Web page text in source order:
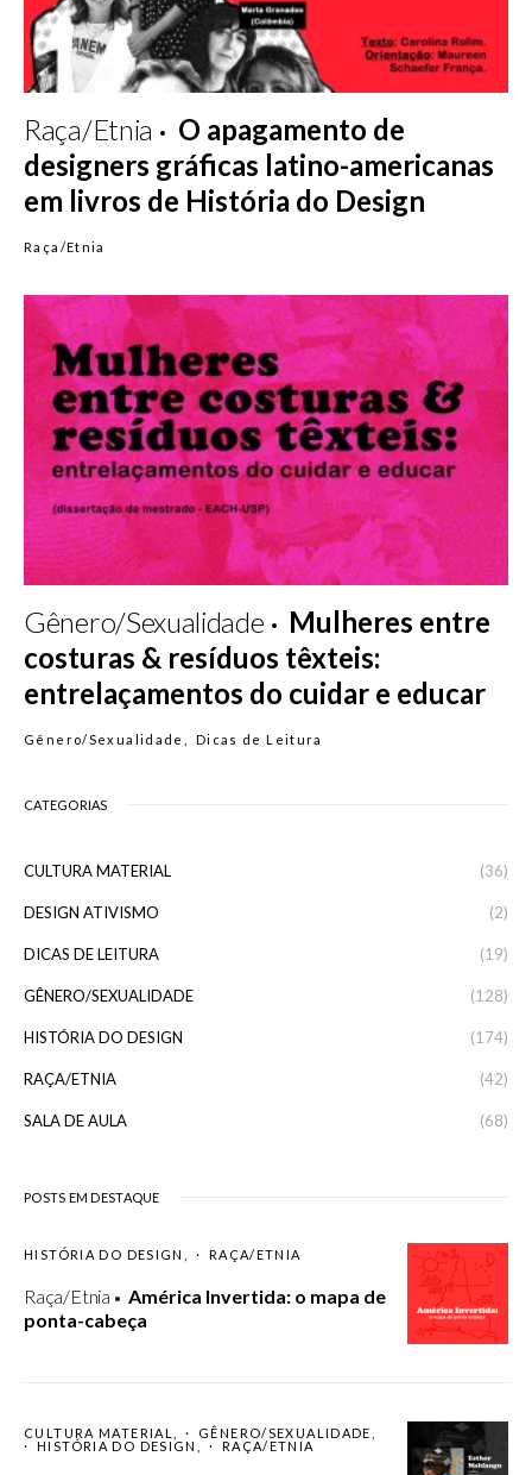
Raça/Etnia
O apagamento de
designers gráficas latino-americanas
em livros de História do Design
Raça/Etnia
Gênero/Sexualidade
Mulheres entre
costuras & resíduos têxteis:
entrelaçamentos do cuidar e educar
Gênero/Sexualidade Dicas de Leitura
CATEGORIAS
CULTURA MATERIAL (36)
DESIGN ATIVISMO (2)
DICAS DE LEITURA (19)
GÊNERO/SEXUALIDADE (128)
HISTÓRIA DO DESIGN (174)
RAÇA/ETNIA (42)
SALA DE AULA (68)
POSTS EM DESTAQUE
HISTÓRIA DO DESIGN RAÇA/ETNIA
Raça/Etnia
América Invertida: o mapa de
ponta-cabeça
CULTURA MATERIAL
GÊNERO/SEXUALIDADE
HISTÓRIA DO DESIGN
RAÇA/ETNIA